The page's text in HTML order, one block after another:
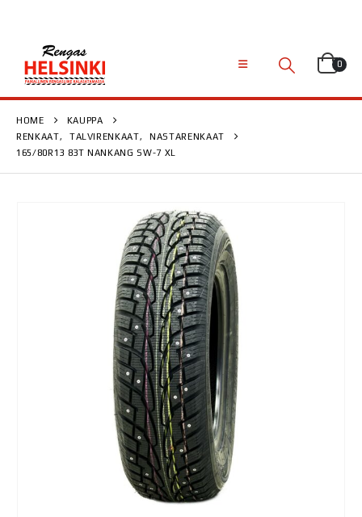
0
HOME
KAUPPA
RENKAAT, TALVIRENKAAT,
NASTARENKAAT
165/80R13 83T NANKANG SW-7 XL